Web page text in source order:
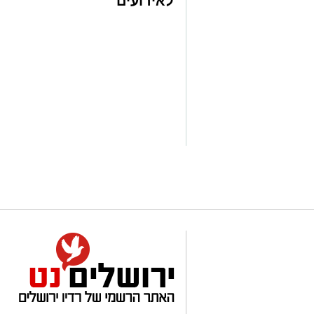
שממשיכה לבסס את מעמדה כאירוע
במוקד התחרות יעמדו גם נבחרות
צפויים להשתתף גם במקצים האישיים.
לצד האתלטים הבינלאומיים, יגיעו